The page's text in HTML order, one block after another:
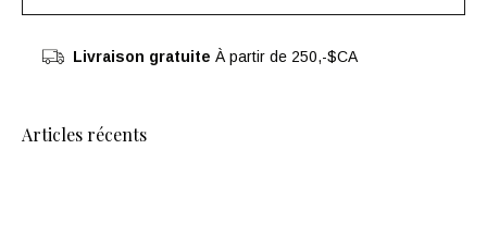
Livraison gratuite À partir de 250,-$CA
Articles récents